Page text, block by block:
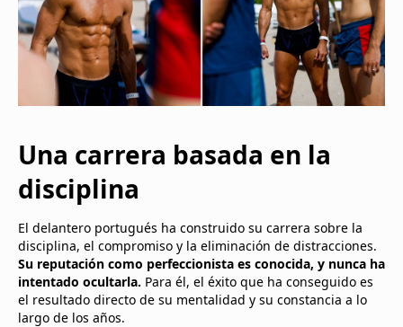
Una carrera basada en la
disciplina
El delantero portugués ha construido su carrera sobre la
disciplina, el compromiso y la eliminación de distracciones.
Su reputación como perfeccionista es conocida, y nunca ha
intentado ocultarla. Para él, el éxito que ha conseguido es
el resultado directo de su mentalidad y su constancia a lo
largo de los años.